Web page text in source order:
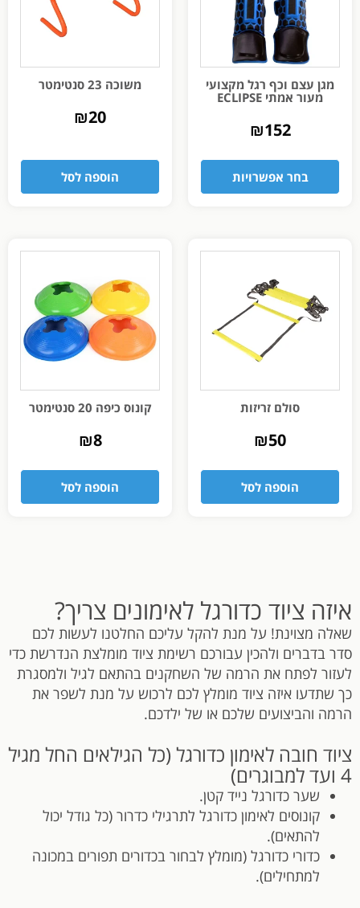
מגן עצם וכף רגל מקצועי
מעור אמתי ECLIPSE
₪152
בחר אפשרויות
משוכה 23 סנטימטר
₪20
הוספה לסל
סולם זריזות
₪50
הוספה לסל
קונוס כיפה 20 סנטימטר
₪8
הוספה לסל
איזה ציוד כדורגל לאימונים צריך?
שאלה מצוינת! על מנת להקל עליכם החלטנו לעשות לכם
סדר בדברים ולהכין עבורכם רשימת ציוד מומלצת הנדרשת כדי
לעזור לפתח את הרמה של השחקנים בהתאם לגיל ולמסגרת
כך שתדעו איזה ציוד מומלץ לכם לרכוש על מנת לשפר את
הרמה והביצועים שלכם או של ילדכם.
ציוד חובה לאימון כדורגל (כל הגילאים החל מגיל
4 ועד למבוגרים)
שער כדורגל נייד קטן.
קונוסים לאימון כדורגל לתרגילי כדרור (כל גודל יכול
להתאים).
כדורי כדורגל (מומלץ לבחור בכדורים תפורים במכונה
למתחילים).